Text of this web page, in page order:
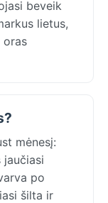
beveik
lietus,
oras
mėnesį:
jaučiasi
po
šilta ir